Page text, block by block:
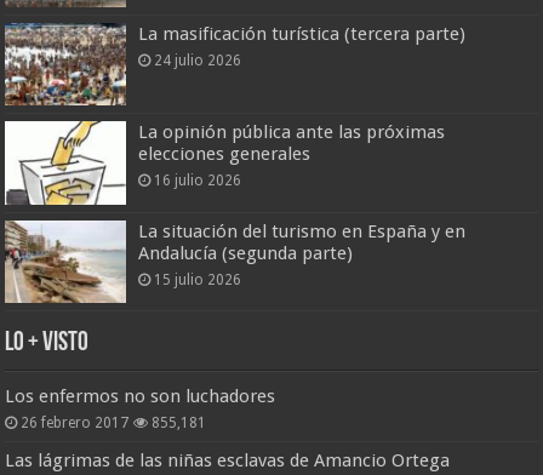
La masificación turística (tercera parte)
24 julio 2026
La opinión pública ante las próximas
elecciones generales
16 julio 2026
La situación del turismo en España y en
Andalucía (segunda parte)
15 julio 2026
Lo + Visto
Los enfermos no son luchadores
26 febrero 2017 855,181
Las lágrimas de las niñas esclavas de Amancio Ortega